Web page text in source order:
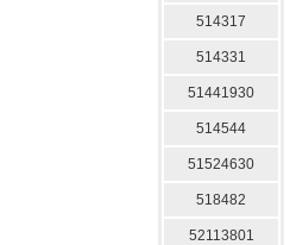
514317
514331
51441930
514544
51524630
518482
52113801